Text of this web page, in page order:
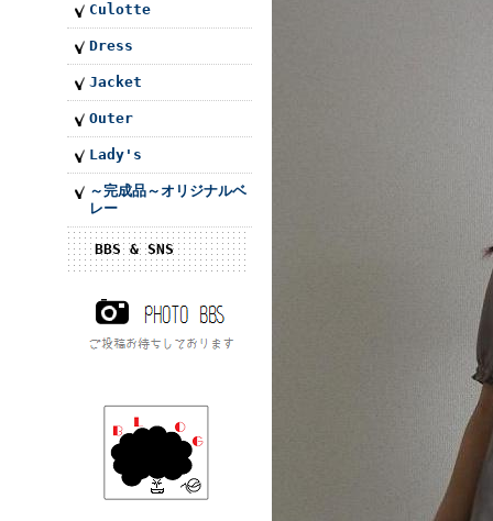
Culotte
Dress
Jacket
Outer
Lady's
～完成品～オリジナルベ
レー
BBS & SNS